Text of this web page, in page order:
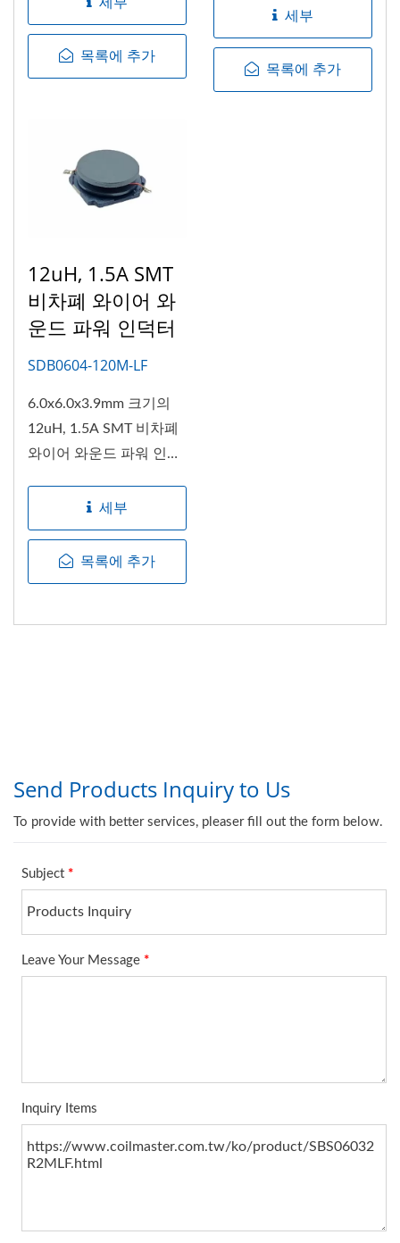
세부
목록에 추가
세부
목록에 추가
12uH, 1.5A SMT
비차폐 와이어 와
운드 파워 인덕터
SDB0604-120M-LF
6.0x6.0x3.9mm 크기의
12uH, 1.5A SMT 비차폐
와이어 와운드 파워 인덕
세부
목록에 추가